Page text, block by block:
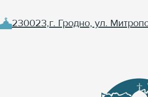
230023,г. Гродно, ул.